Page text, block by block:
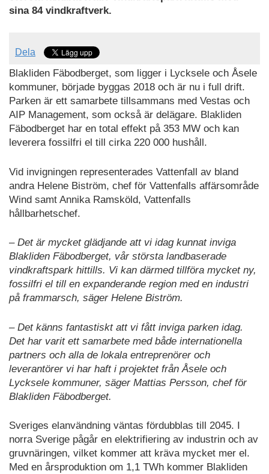
sina 84 vindkraftverk.
Dela
Blakliden Fäbodberget, som ligger i Lycksele och Åsele
kommuner, började byggas 2018 och är nu i full drift.
Parken är ett samarbete tillsammans med Vestas och
AIP Management, som också är delägare. Blakliden
Fäbodberget har en total effekt på 353 MW och kan
leverera fossilfri el till cirka 220 000 hushåll.
Vid invigningen representerades Vattenfall av bland
andra Helene Biström, chef för Vattenfalls affärsområde
Wind samt Annika Ramsköld, Vattenfalls
hållbarhetschef.
– Det är mycket glädjande att vi idag kunnat inviga
Blakliden Fäbodberget, vår största landbaserade
vindkraftspark hittills. Vi kan därmed tillföra mycket ny,
fossilfri el till en expanderande region med en industri
på frammarsch, säger Helene Biström.
– Det känns fantastiskt att vi fått inviga parken idag.
Det har varit ett samarbete med både internationella
partners och alla de lokala entreprenörer och
leverantörer vi har haft i projektet från Åsele och
Lycksele kommuner, säger Mattias Persson, chef för
Blakliden Fäbodberget.
Sveriges elanvändning väntas fördubblas till 2045. I
norra Sverige pågår en elektrifiering av industrin och av
gruvnäringen, vilket kommer att kräva mycket mer el.
Med en årsproduktion om 1,1 TWh kommer Blakliden